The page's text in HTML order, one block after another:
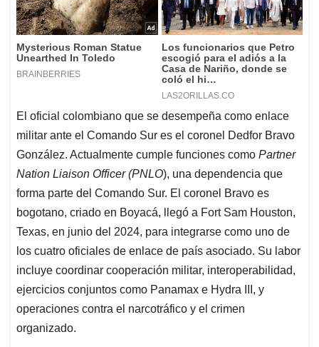
El oficial colombiano que se desempeña como enlace
militar ante el Comando Sur es el coronel Dedfor Bravo
González. Actualmente cumple funciones como Partner
Nation Liaison Officer (PNLO), una dependencia que
forma parte del Comando Sur. El coronel Bravo es
bogotano, criado en Boyacá, llegó a Fort Sam Houston,
Texas, en junio del 2024, para integrarse como uno de
los cuatro oficiales de enlace de país asociado. Su labor
incluye coordinar cooperación militar, interoperabilidad,
ejercicios conjuntos como Panamax e Hydra III, y
operaciones contra el narcotráfico y el crimen
organizado.